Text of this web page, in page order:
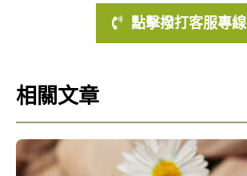
點擊撥打客服專線
相關文章